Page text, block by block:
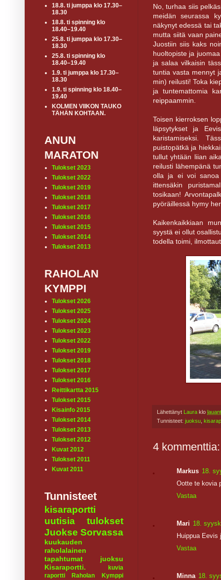
No, turhaa siis
meidän seurassa
näkynyt edessä tai
mutta siitä vaan
Juostiin siis kaks
huoltopiste ja
ja salaa vilkaisin
tuntia vasta mennyt
min) reilusti! Toka
ja tuntemattomia
reippaammin.
Toisen kierroksen
läpsytykset ja
karistamiseksi.
puistopätkä ja
tullut yhtään liian
reilusti lähempänä
olla ja ei voi
ittensäkin
tosikaan!
pyöräillessä hymy
Kaikenkaikkiaan
syystä ei ollut
todella toimi,
Lähettänyt Laura klo
Tunnisteet: juoksu
4 kommenttia:
Markus 18.
Ootte te kovia
Vastaa
Mari 18.
Huippua
Vastaa
Minna 18.
18.8. ti jumppa klo 17.30–
18.30
18.8. ti spinning klo
18.40–19.40
25.8. ti jumppa klo 17.30–
18.30
25.8. ti spinning klo
18.40–19.40
1.9. ti jumppa klo 17.30–
18.30
1.9. ti spinning klo 18.40–
19.40
KOLMEN VIIKON TAUKO
TÄHÄN KOHTAAN.
ANUN
MARATON
Tulokset 2023
Tulokset 2022
Tulokset 2019
Tulokset 2018
Tulokset 2017
Tulokset 2016
Tulokset 2015
Tulokset 2014
Tulokset 2013
RAHOLAN
KYMPPI
Tulokset 2026
Tulokset 2025
Tulokset 2024
Tulokset 2023
Tulokset 2022
Tulokset 2019
Tulokset 2018
Tulokset 2017
Tulokset 2016
Reittikartta 2015
Tulokset 2015
Kisainfo 2015
Tulokset 2014
Tulokset 2013
Tulokset 2012
Kuvat 2012
Tulokset 2011
Kuvat 2011
Tunnisteet
kisaraportti
uutisia
tulokset
Juokse Sorvassa
kuukauden
raholalainen
tapahtumat
juoksu
Kisaraportti.
kuvia
raportti
Raholan Kymppi